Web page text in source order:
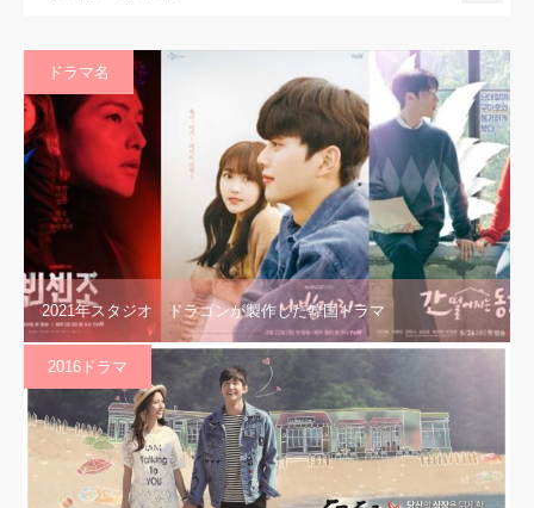
ドラマ名
2021年スタジオ ドラゴンが製作した韓国ドラマ
2016ドラマ